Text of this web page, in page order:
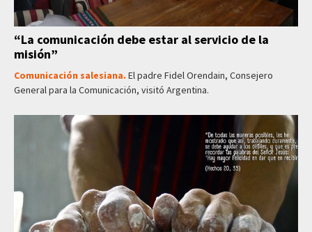
“La comunicación debe estar al servicio de la
misión”
Comunicación salesiana. El padre Fidel Orendain, Consejero
General para la Comunicación, visitó Argentina.